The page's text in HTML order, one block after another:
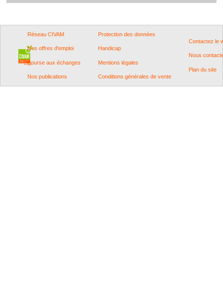
Réseau CIVAM
Nos offres d'emploi
Bourse aux échanges
Nos publications
Protection des données
Handicap
Mentions légales
Conditions générales de vente
Contactez le
Nous
Plan du site